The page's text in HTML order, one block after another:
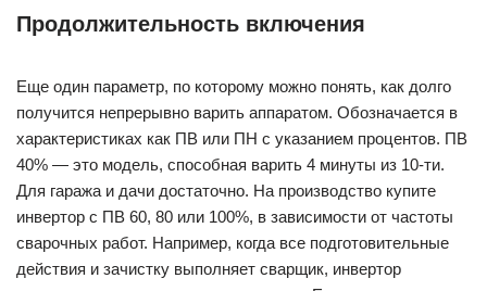
Продолжительность включения
Еще один параметр, по которому можно понять, как долго
получится непрерывно варить аппаратом. Обозначается в
характеристиках как ПВ или ПН с указанием процентов. ПВ
40% — это модель, способная варить 4 минуты из 10-ти.
Для гаража и дачи достаточно. На производство купите
инвертор с ПВ 60, 80 или 100%, в зависимости от частоты
сварочных работ. Например, когда все подготовительные
действия и зачистку выполняет сварщик, инвертор